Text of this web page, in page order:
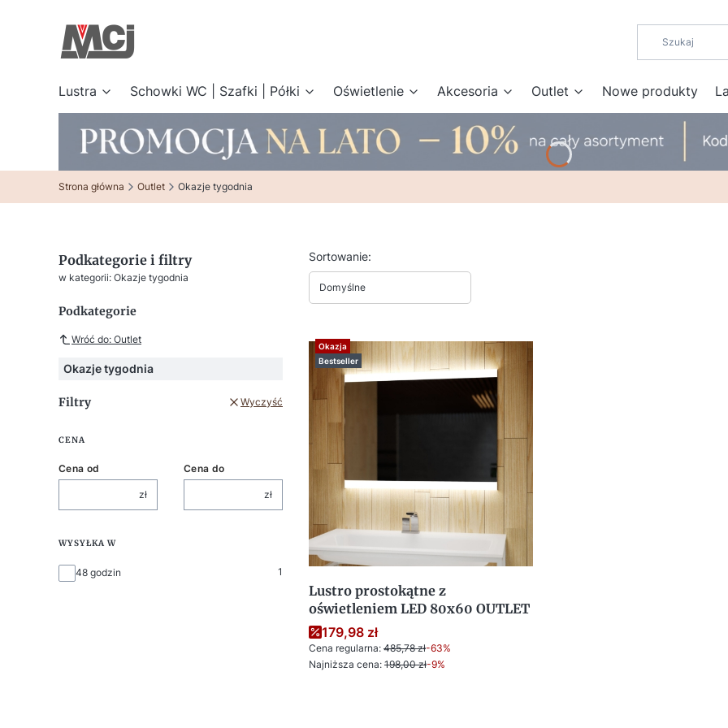
Lustra Schowki WC | Szafki | Półki Oświetlenie Akcesoria Outlet Nowe produkty
Strona główna Outlet Okazje tygodnia
Podkategorie i filtry
w kategorii: Okazje tygodnia
Podkategorie
Wróć do: Outlet
Okazje tygodnia
Filtry Wyczyść
CENA
Cena od
zł
Cena do
zł
WYSYŁKA W
Wysyłka w
48 godzin 1
Lista produktów
Sortowanie:
Domyślne
Okazja
Bestseller
Lustro prostokątne z
oświetleniem LED 80x60 OUTLET
179,98 zł
Cena regularna: 485,78 zł-63%
Najniższa cena: 198,00 zł-9%